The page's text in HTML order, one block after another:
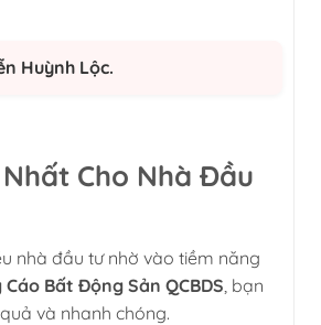
Huỳnh Lộc.
Cho Nhà Đầu
nhà đầu tư nhờ vào tiềm năng
Cáo Bất Động Sản QCBDS , bạn
và nhanh chóng.